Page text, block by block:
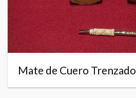
Mate de Cuero Trenzado